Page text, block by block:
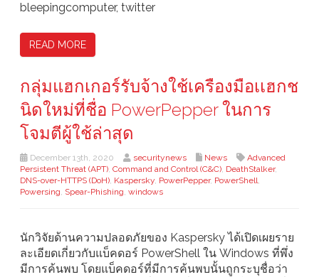
bleepingcomputer, twitter
READ MORE
กลุ่มแฮกเกอร์รับจ้างใช้เครืองมือเเฮกช
นิดใหม่ที่ชื่อ PowerPepper ในการ
โจมตีผู้ใช้ล่าสุด
December 13th, 2020 securitynews News
Advanced
Persistent Threat (APT), Command and Control (C&C), DeathStalker,
DNS-over-HTTPS (DoH), Kaspersky, PowerPepper, PowerShell,
Powersing, Spear-Phishing, windows
นักวิจัยด้านความปลอดภัยของ Kaspersky ได้เปิดเผยราย
ละเอียดเกี่ยวกับแบ็คดอร์ PowerShell ใน Windows ที่พึ่ง
มีการค้นพบ โดยแบ็คดอร์ที่มีการค้นพบนั้นถูกระบุชื่อว่า